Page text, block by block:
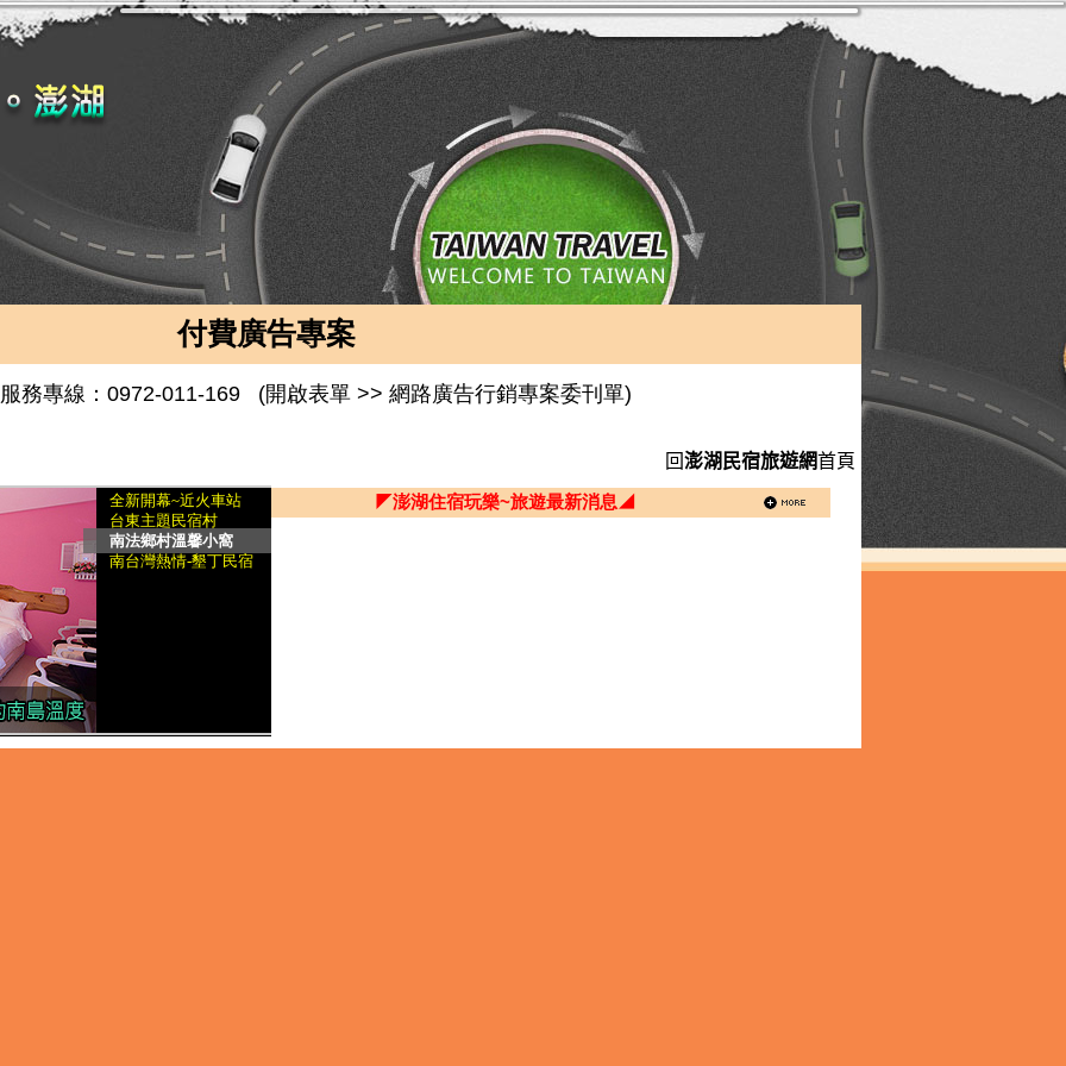
付費廣告專案
務專線：0972-011-169 (開啟表單 >> 網路廣告行銷專案委刊單)
回澎湖民宿旅遊網首頁
◤澎湖住宿玩樂~旅遊最新消息◢